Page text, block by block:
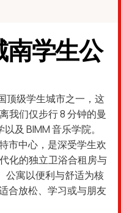
学生公
顶级学生城市之一，这
我们仅步行 8 分钟的曼
及 BIMM 音乐学院。
市中心，是深受学生欢
化的独立卫浴合租房与
公寓以便利与舒适为核
合放松、学习或与朋友